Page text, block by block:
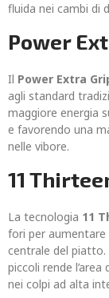
fluida nei cambi di
Power
Il Power Extra
agli standard
maggiore energia
e favorendo una
nelle vibore.
11
La tecnologia 11
fori per aumentare
centrale del
piccoli rende
nei colpi ad alta